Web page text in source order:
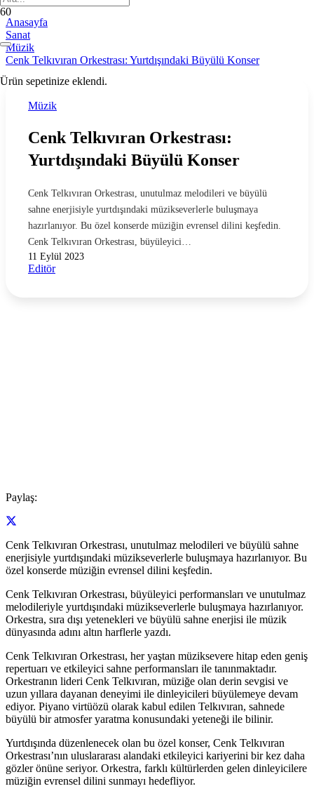
Ürün sepetinize eklendi.
Anasayfa
Sanat
Müzik
Cenk Telkıvıran Orkestrası: Yurtdışındaki Büyülü Konser
Müzik
Cenk Telkıvıran Orkestrası:
Yurtdışındaki Büyülü Konser
Cenk Telkıvıran Orkestrası, unutulmaz melodileri ve büyülü
sahne enerjisiyle yurtdışındaki müzikseverlerle buluşmaya
hazırlanıyor. Bu özel konserde müziğin evrensel dilini keşfedin.
Cenk Telkıvıran Orkestrası, büyüleyici…
11 Eylül 2023
Editör
Paylaş:
Cenk Telkıvıran Orkestrası, unutulmaz melodileri ve büyülü sahne
enerjisiyle yurtdışındaki müzikseverlerle buluşmaya hazırlanıyor. Bu
özel konserde müziğin evrensel dilini keşfedin.
Cenk Telkıvıran Orkestrası, büyüleyici performansları ve unutulmaz
melodileriyle yurtdışındaki müzikseverlerle buluşmaya hazırlanıyor.
Orkestra, sıra dışı yetenekleri ve büyülü sahne enerjisi ile müzik
dünyasında adını altın harflerle yazdı.
Cenk Telkıvıran Orkestrası, her yaştan müziksevere hitap eden geniş
repertuarı ve etkileyici sahne performansları ile tanınmaktadır.
Orkestranın lideri Cenk Telkıvıran, müziğe olan derin sevgisi ve
uzun yıllara dayanan deneyimi ile dinleyicileri büyülemeye devam
ediyor. Piyano virtüözü olarak kabul edilen Telkıvıran, sahnede
büyülü bir atmosfer yaratma konusundaki yeteneği ile bilinir.
Yurtdışında düzenlenecek olan bu özel konser, Cenk Telkıvıran
Orkestrası’nın uluslararası alandaki etkileyici kariyerini bir kez daha
gözler önüne seriyor. Orkestra, farklı kültürlerden gelen dinleyicilere
müziğin evrensel dilini sunmayı hedefliyor.